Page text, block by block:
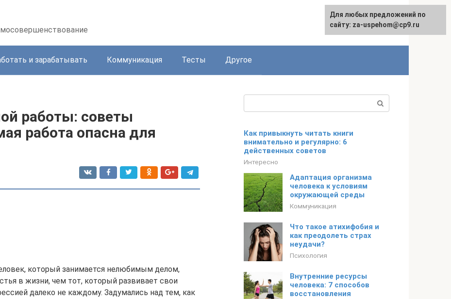
English
и зарабатывать Коммуникация Тесты Другое
работы: советы
работа опасна для
который занимается нелюбимым делом,
в жизни, чем тот, который развивает свои
далеко не каждому. Задумались над тем, как
Как привыкнуть читать книги
внимательно и регулярно: 6
действенных советов
Интересно
Адаптация организма
человека к условиям
окружающей среды
Коммуникация
Что такое атихифобия и
как преодолеть страх
неудачи?
Психология
Внутренние ресурсы
человека: 7 способов
восстановления
Для любых предложений по
сайту: za-uspehom@cp9.ru